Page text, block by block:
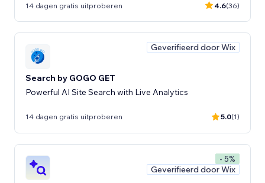
14 dagen gratis uitproberen 4.6(36)
Geverifieerd door Wix
Search by GOGO GET
Powerful AI Site Search with Live Analytics
14 dagen gratis uitproberen 5.0(1)
- 5%
Geverifieerd door Wix